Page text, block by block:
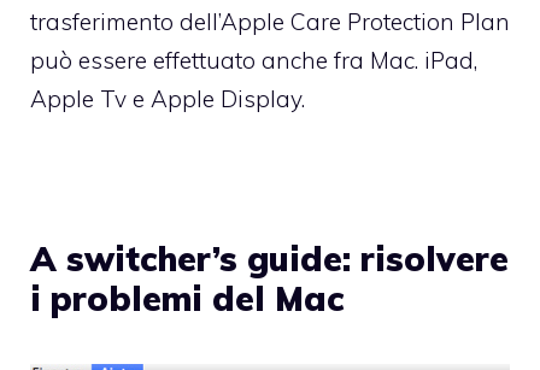
trasferimento dell’Apple Care Protection Plan
può essere effettuato anche fra Mac. iPad,
Apple Tv e Apple Display.
A switcher’s guide: risolvere
i problemi del Mac